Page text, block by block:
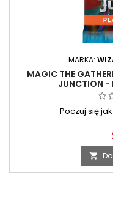
MARKA:
MAGIC THE
JUNCTION -
Poczuj się
